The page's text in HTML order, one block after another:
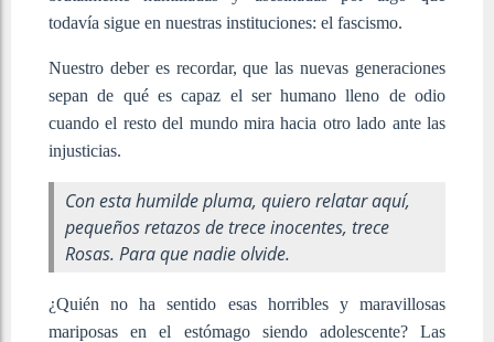
todavía sigue en nuestras instituciones: el fascismo.
Nuestro deber es recordar, que las nuevas generaciones
sepan de qué es capaz el ser humano lleno de odio
cuando el resto del mundo mira hacia otro lado ante las
injusticias.
Con esta humilde pluma, quiero relatar aquí,
pequeños retazos de trece inocentes, trece
Rosas. Para que nadie olvide.
¿Quién no ha sentido esas horribles y maravillosas
mariposas en el estómago siendo adolescente? Las